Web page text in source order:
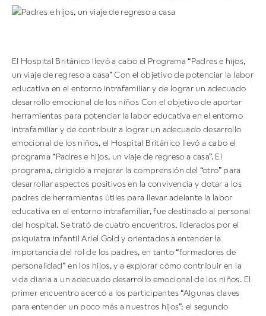
El Hospital Británico llevó a cabo el Programa “Padres e hijos,
un viaje de regreso a casa” Con el objetivo de potenciar la labor
educativa en el entorno intrafamiliar y de lograr un adecuado
desarrollo emocional de los niños Con el objetivo de aportar
herramientas para potenciar la labor educativa en el entorno
intrafamiliar y de contribuir a lograr un adecuado desarrollo
emocional de los niños, el Hospital Británico llevó a cabo el
programa “Padres e hijos, un viaje de regreso a casa”. El
programa, dirigido a mejorar la comprensión del “otro” para
desarrollar aspectos positivos en la convivencia y dotar a los
padres de herramientas útiles para llevar adelante la labor
educativa en el entorno intrafamiliar, fue destinado al personal
del hospital. Se trató de cuatro encuentros, liderados por el
psiquiatra infantil Ariel Gold y orientados a entender la
importancia del rol de los padres, en tanto “formadores de
personalidad” en los hijos, y a explorar cómo contribuir en la
vida diaria a un adecuado desarrollo emocional de los niños. El
primer encuentro acercó a los participantes “Algunas claves
para entender un poco más a nuestros hijos”; el segundo